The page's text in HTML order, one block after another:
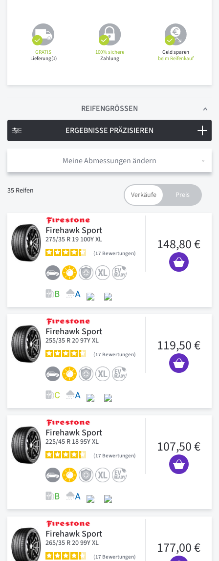
GRATIS
Lieferung(1)
100% sichere
Zahlung
Geld sparen
beim Reifenkauf
REIFENGRÖSSEN
Meine Abmessungen ändern
35 Reifen
Firehawk Sport
275/35 R 19 100Y XL
17 Bewertungen
148,80 €
Firehawk Sport
255/35 R 20 97Y XL
17 Bewertungen
119,50 €
Firehawk Sport
225/45 R 18 95Y XL
17 Bewertungen
107,50 €
Firehawk Sport
265/35 R 20 99Y XL
17 Bewertungen
177,00 €
ERGEBNISSE PRÄZISIEREN